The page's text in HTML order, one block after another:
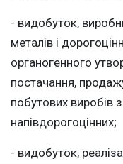
- видобуток,
металів і
органогенного
постачання,
побутових виробів
напівдорогоцінних;
- видобуток,